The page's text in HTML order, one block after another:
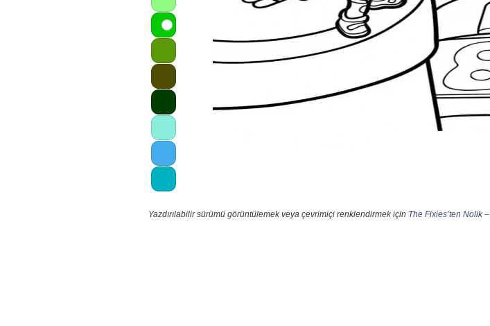
Yazdırılabilir sürümü görüntülemek veya çevrimiçi renklendirmek için The Fixies’ten Nolik